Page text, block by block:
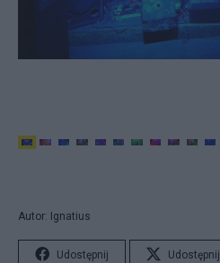
Autor: Ignatius
Udostępnij Udostępnij